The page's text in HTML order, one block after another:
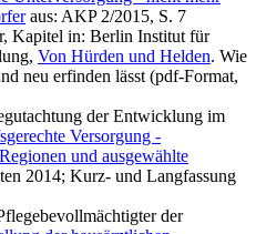
aus: AKP 2/2015, S. 7
Kapitel in: Berlin Institut für
Von Hürden und Helden. Wie
neu erfinden lässt (pdf-Format,
der Entwicklung im
Versorgung -
und ausgewählte
2014; Kurz- und Langfassung
der